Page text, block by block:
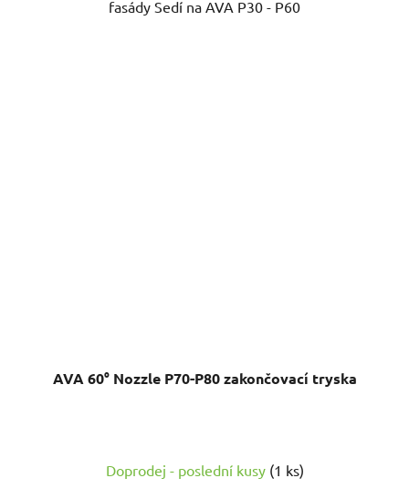
fasády Sedí na AVA P30 - P60
AVA 60° Nozzle P70-P80 zakončovací tryska
Doprodej - poslední kusy (1 ks)